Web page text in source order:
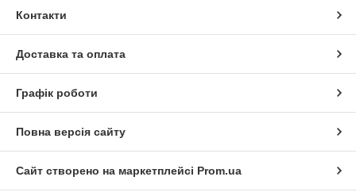
Контакти
Доставка та оплата
Графік роботи
Повна версія сайту
Сайт створено на маркетплейсі Prom.ua